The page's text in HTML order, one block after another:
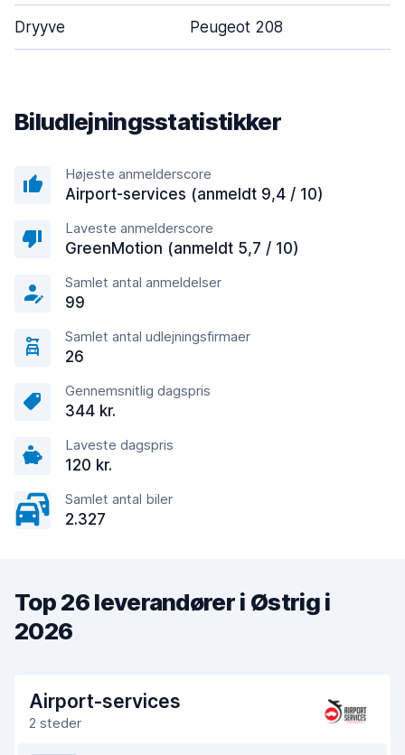
Dryyve Peugeot 208
Biludlejningsstatistikker
Højeste anmelderscore
Airport-services (anmeldt 9,4 / 10)
Laveste anmelderscore
GreenMotion (anmeldt 5,7 / 10)
Samlet antal anmeldelser
99
Samlet antal udlejningsfirmaer
26
Gennemsnitlig dagspris
344 kr.
Laveste dagspris
120 kr.
Samlet antal biler
2.327
Top 26 leverandører i Østrig i
2026
Airport-services
2 steder